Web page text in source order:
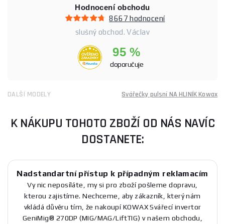
Hodnocení obchodu
8667 hodnocení
slušný obchod. Václav
95 %
doporučuje
DALŠÍ MODELY Svářečky pulsní NA HLINÍK Kowax
K NÁKUPU TOHOTO ZBOŽÍ OD NÁS NAVÍC
DOSTANETE:
Nadstandartní přístup k případným reklamacím
Vy nic neposíláte, my si pro zboží pošleme dopravu,
kterou zajistíme. Nechceme, aby zákazník, který nám
vkládá důvěru tím, že nakoupí KOWAX Svářecí invertor
GeniMig® 270DP (MIG/MAG/LiftTIG) v našem obchodu,